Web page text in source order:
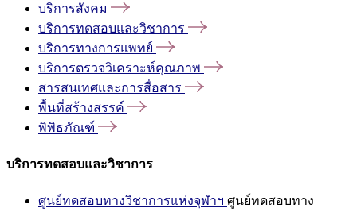
บริการสังคม
บริการทดสอบและวิชาการ
บริการทางการแพทย์
บริการตรวจวิเคราะห์คุณภาพ
สารสนเทศและการสื่อสาร
พื้นที่สร้างสรรค์
พิพิธภัณฑ์
บริการทดสอบและวิชาการ
ศูนย์ทดสอบทางวิชาการแห่งจุฬาฯ ศูนย์ทดสอบทาง